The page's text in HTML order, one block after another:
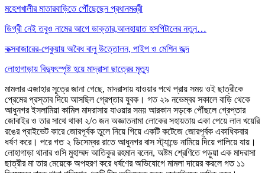
মহেশখালীর মাতারবাড়িতে পৌঁছেছেন প্রধানমন্ত্রী
ডিগ্রী নেই তবুও নামের আগে ডাক্তার,আলহায়াত হসপিটালের নতুন…
কক্সবাজারের-পেকুয়ায় অবৈধ বালু উত্তোলন, পাইপ ও মেশিন জব্দ
লোহাগাড়ায় বিদ্যুৎস্পৃষ্ট হয়ে মাদ্রাসা ছাত্রের মৃত্যু
মামলার এজাহার সূত্রে জানা গেছে, মাদরাসায় যাওয়ার পথে প্রায় সময় ওই ছাত্রীকে
প্রেমের প্রস্তাব দিয়ে আসছিল গ্রেপ্তার যুবক। গত ২৯ নভেম্বর সকালে বাড়ি থেকে
আধুনগর ইসলামিয়া কামিল মাদরাসায় যাওয়ার সময় আরকান সড়কে পৌঁছলে গ্রেপ্তার
জোবাইর ও তার সাথে থাকা ২/৩ জন অজ্ঞাতনামা লোকের সহায়তায় একা পেয়ে লাল খয়েরি
রঙের প্রাইভেট কারে জোরপূর্বক তুলে নিয়ে গিয়ে একটি কটেজে জোরপূর্বক একাধিকবার
ধর্ষণ করে। পরে গত ২ ডিসেম্বর রাতে আধুনগর বাস স্ট্যান্ডে নামিয়ে দিয়ে পালিয়ে যায়।
লোহাগাড়া থানার ওসি মুহাম্মদ আতিকুর রহমান বলেন, অষ্টম শ্রেণিতে পড়ুয়া এক মাদরাসা
ছাত্রীর মা তার মেয়েকে অপহরণ করে ধর্ষণের অভিযোগে মামলা দায়ের করলে গত ১১